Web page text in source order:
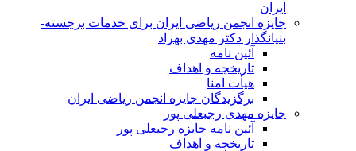
ایران
جایزه انجمن ریاضی ایران برای خدمات برجسته-
بنیانگذار دکتر مهدی بهزاد
آئین نامه
تاریخچه و اهداف
هیأت امنا
برگزیدگان جایزه انجمن ریاضی ایران
جایزه مهدی رجبعلی پور
آئین نامه جایزه رجبعلی پور
تاریخچه و اهداف